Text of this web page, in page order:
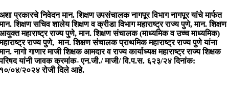
प्रकारचे निवेदन मान. शिक्षण उपसंचालक नागपूर विभाग नागपूर यांचे मार्फत
शिक्षण सचिव शालेय शिक्षण व क्रीडा विभाग महाराष्ट्र राज्य पुणे, मान. शिक्षण
महाराष्ट्र राज्य पुणे, मान. शिक्षण संचालक (माध्यमिक व उच्च माध्यमिक)
राज्य पुणे, मान. शिक्षण संचालक प्राथमिक महाराष्ट्र राज्य पुणे यांना
नागो गाणार माजी शिक्षक आमदार व राज्य कार्याध्यक्ष महाराष्ट्र राज्य शिक्षक
यांनी जावक क्रमांक- एन.जी./ माजी/ वि.प.स. ६२३/२४ दिनांक:
०४/२०२४ रोजी दिले आहे.